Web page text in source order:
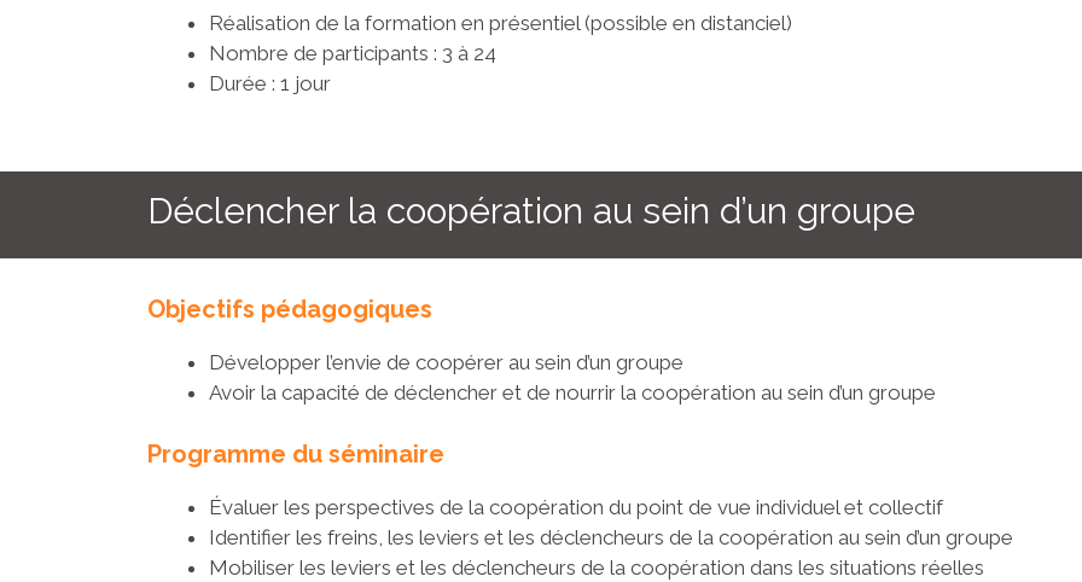
Réalisation de la formation en présentiel (possible en distanciel)
Nombre de participants : 3 à 24
Durée : 1 jour
Déclencher la coopération au sein d’un groupe
Objectifs pédagogiques
Développer l’envie de coopérer au sein d’un groupe
Avoir la capacité de déclencher et de nourrir la coopération au sein d’un groupe
Programme du séminaire
Évaluer les perspectives de la coopération du point de vue individuel et collectif
Identifier les freins, les leviers et les déclencheurs de la coopération au sein d’un groupe
Mobiliser les leviers et les déclencheurs de la coopération dans les situations réelles